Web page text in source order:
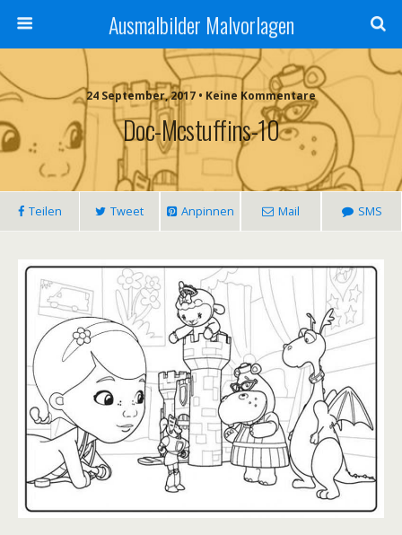
Ausmalbilder Malvorlagen
24 September, 2017 • Keine Kommentare
Doc-Mcstuffins-10
Teilen Tweet Anpinnen Mail SMS